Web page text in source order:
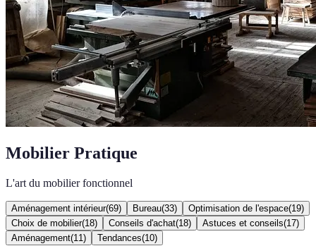
Mobilier Pratique
L'art du mobilier fonctionnel
Aménagement intérieur(69) Bureau(33) Optimisation de l'espace(19)
Choix de mobilier(18) Conseils d'achat(18) Astuces et conseils(17)
Aménagement(11 ) Tendances(10)